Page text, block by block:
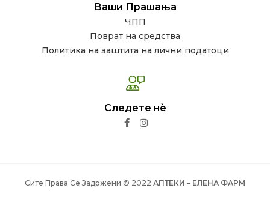
Ваши Прашања
ЧПП
Поврат на средства
Политика на заштита на лични податоци
Следете нѐ
Сите Права Се Задржени © 2022 АПТЕКИ – ЕЛЕНА ФАРМ